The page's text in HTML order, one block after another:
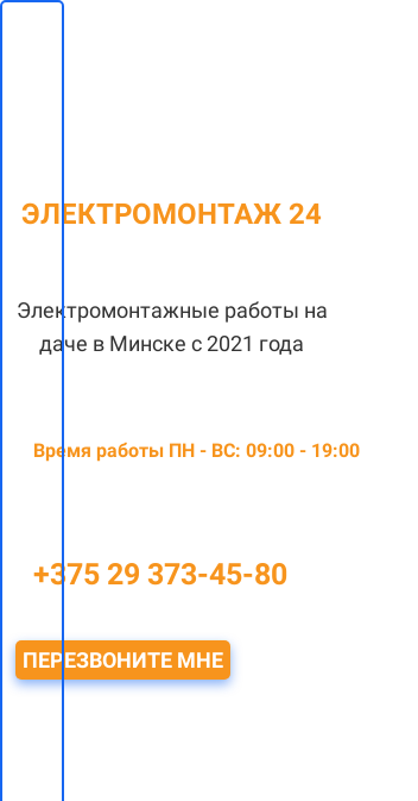
ЭЛЕКТРОМОНТАЖ 24
Электромонтажные работы на
даче в Минске с 2021 года
Время работы ПН - ВС: 09:00 - 19:00
+375 29 373-45-80
ПЕРЕЗВОНИТЕ МНЕ